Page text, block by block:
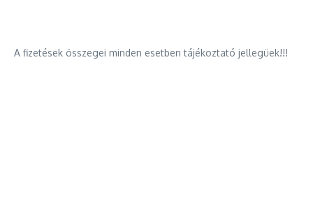
A fizetések összegei minden esetben tájékoztató jellegüek!!!